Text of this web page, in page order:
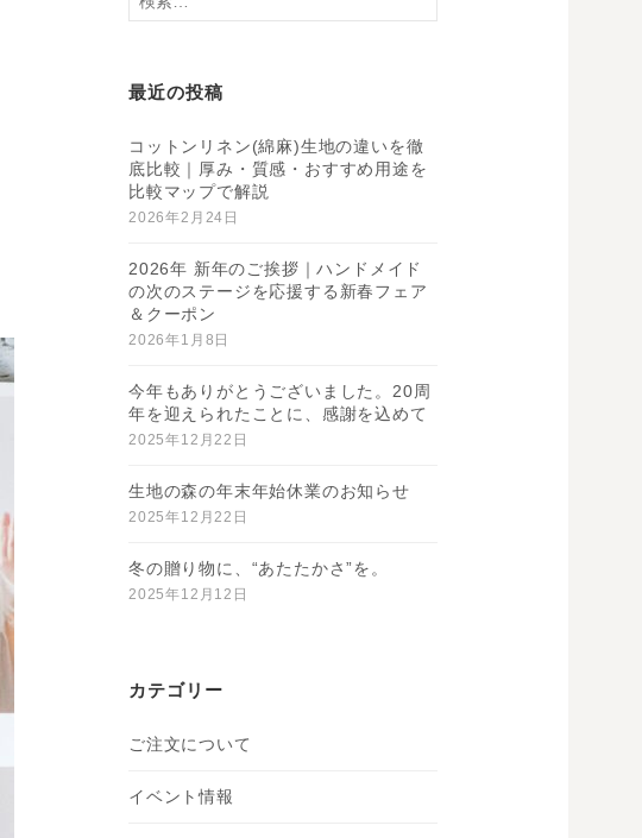
索:
最近の投稿
コットンリネン(綿麻)生地の違いを徹
底比較｜厚み・質感・おすすめ用途を
比較マップで解説
2026年2月24日
2026年 新年のご挨拶｜ハンドメイド
の次のステージを応援する新春フェア
＆クーポン
2026年1月8日
今年もありがとうございました。20周
年を迎えられたことに、感謝を込めて
2025年12月22日
生地の森の年末年始休業のお知らせ
2025年12月22日
冬の贈り物に、“あたたかさ”を。
2025年12月12日
カテゴリー
ご注文について
イベント情報